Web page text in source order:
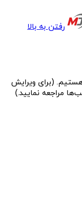
رفتن به بالا
شما هستیم. (برای ویرایش
مراجعه نمایید.)